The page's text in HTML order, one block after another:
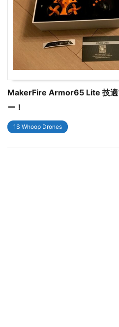
MakerFire Armor65 Lite 技適
ー！
1S Whoop Drones